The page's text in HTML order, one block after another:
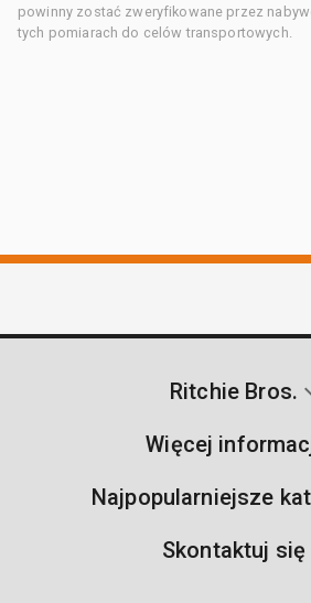
powinny zostać zweryfikowane przez
tych pomiarach do celów transportowych.
Ritchie Bros.
Więcej
Najpopularniejsze
Skontaktuj się